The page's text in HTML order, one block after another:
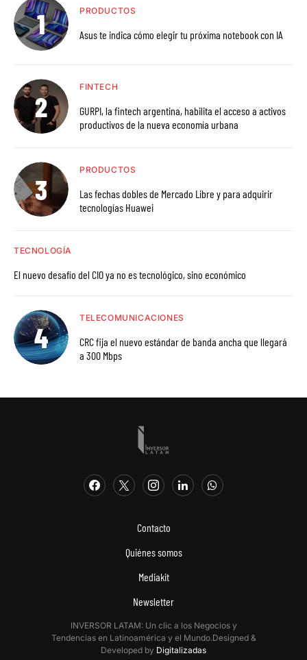
PRODUCTOS
Asus te indica cómo elegir tu próxima notebook con IA
FINTECH
GURPI, la fintech argentina, habilita el acceso a activos
productivos de la nueva economía urbana
PRODUCTOS
Las fechas dobles de Mercado Libre y para adquirir
tecnologías Huawei
TECNOLOGÍA
El nuevo desafío del CIO ya no es tecnológico, sino económico
TELECOMUNICACIONES
CRC fija el nuevo estándar de banda ancha que llegará
a 300 Mbps
Contacto
Quiénes somos
Mediakit
Newsletter
INVERSOR LATAM: Un clic a los Negocios y
Tendencias en Latinoamérica y el Mundo.Designed &
Developed by Digitalizadas